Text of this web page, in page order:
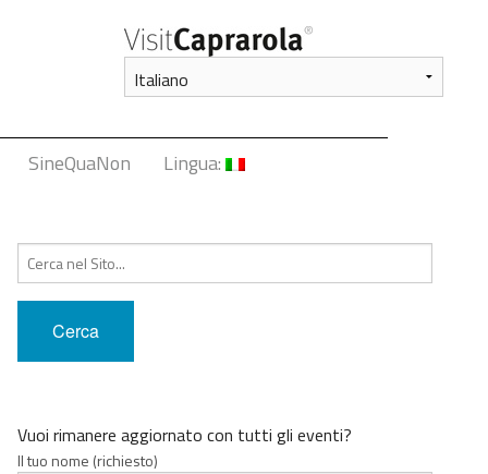
SineQuaNon
Lingua:
Cerca:
Vuoi rimanere aggiornato con tutti gli eventi?
Il tuo nome (richiesto)